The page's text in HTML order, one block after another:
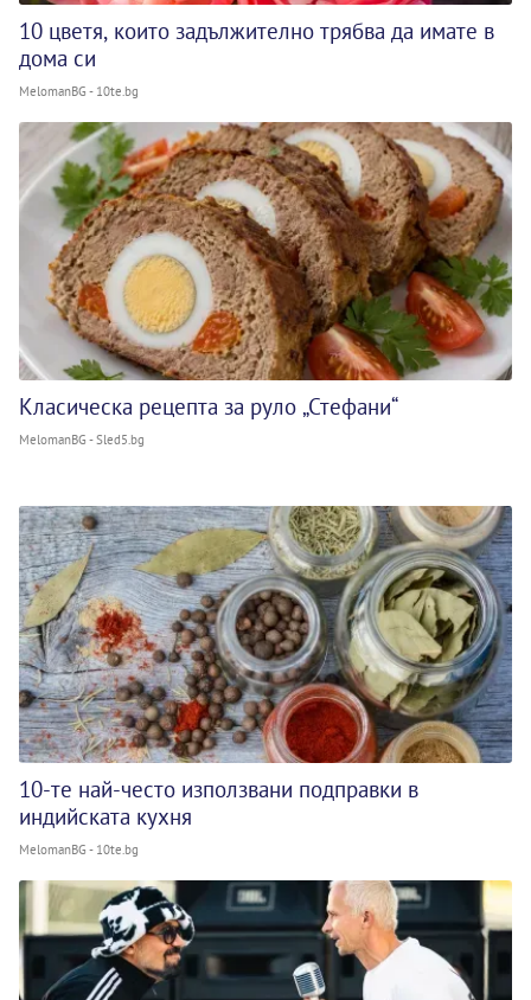
10 цветя, които задължително трябва да имате в
дома си
MelomanBG - 10te.bg
Класическа рецепта за руло „Стефани“
MelomanBG - Sled5.bg
10-те най-често използвани подправки в
индийската кухня
MelomanBG - 10te.bg